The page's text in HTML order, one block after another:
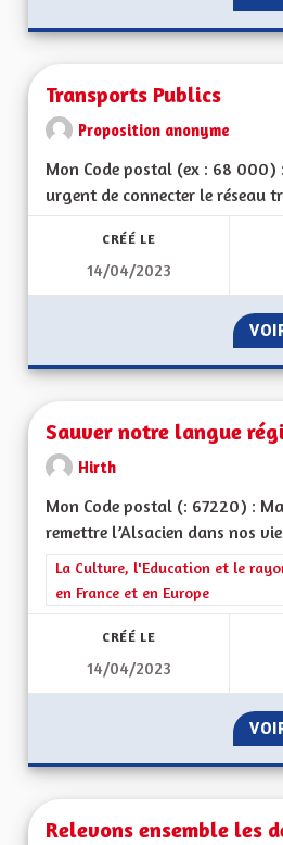
Transports Publics
Proposition anonyme
Mon Code postal (ex : 68
urgent de connecter le réseau
CRÉÉ LE
14/04/2023
Sauver notre langue
Hirth
Mon Code postal (: 67220) :
remettre l’Alsacien dans nos
Filtrer les résultats de la
La Culture, l'Education et le
en France et en Europe
CRÉÉ LE
14/04/2023
Relevons ensemble les